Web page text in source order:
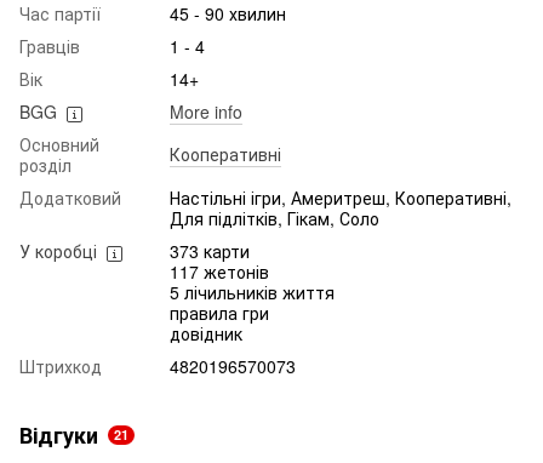
Час партії
45 - 90 хвилин
Гравців
1 - 4
Вік
14+
BGG
More info
Основний
розділ
Кооперативні
Додатковий
Настільні ігри, Америтреш, Кооперативні,
Для підлітків, Гікам, Соло
У коробці
373 карти
117 жетонів
5 лічильників життя
правила гри
довідник
Штрихкод
4820196570073
Відгуки 21